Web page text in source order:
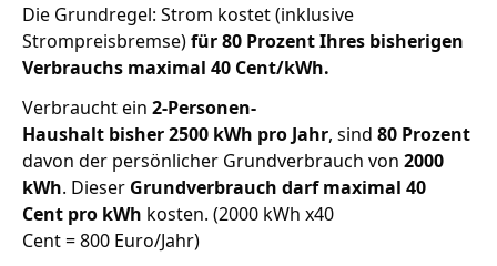
Die Grundregel: Strom kostet (inklusive
Strompreisbremse)für 80 Prozent Ihres bisherigen
Verbrauchs maximal 40 Cent/kWh.
Verbraucht ein 2-Personen-
Haushalt bisher 2500 kWh pro Jahr, sind 80 Prozent
davon der persönlicher Grundverbrauch von 2000
kWh. Dieser Grundverbrauch darf maximal 40
Cent pro kWh kosten. (2000 kWh x40
Cent = 800 Euro/Jahr)